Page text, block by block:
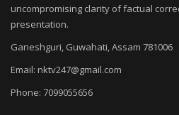
uncompromising clarity of factual
presentation.
Ganeshguri, Guwahati, Assam 781006
Email: nktv247@gmail.com
Phone: 7099055656